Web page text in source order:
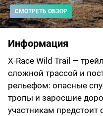
СМОТРЕТЬ ОБЗОР
Информация
X-Race Wild Trail —
сложной трассой и
рельефом: опасные
тропы и заросшие
участникам предстоит